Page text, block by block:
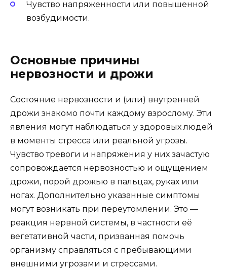
Чувство напряженности или повышенной
возбудимости.
Основные причины
нервозности и дрожи
Состояние нервозности и (или) внутренней
дрожи знакомо почти каждому взрослому. Эти
явления могут наблюдаться у здоровых людей
в моменты стресса или реальной угрозы.
Чувство тревоги и напряжения у них зачастую
сопровождается нервозностью и ощущением
дрожи, порой дрожью в пальцах, руках или
ногах. Дополнительно указанные симптомы
могут возникать при переутомлении. Это —
реакция нервной системы, в частности её
вегетативной части, призванная помочь
организму справляться с пребывающими
внешними угрозами и стрессами.